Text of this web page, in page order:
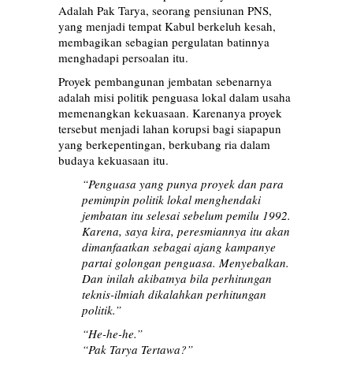
Adalah Pak Tarya, seorang pensiunan PNS,
yang menjadi tempat Kabul berkeluh kesah,
membagikan sebagian pergulatan batinnya
menghadapi persoalan itu.
Proyek pembangunan jembatan sebenarnya
adalah misi politik penguasa lokal dalam usaha
memenangkan kekuasaan. Karenanya proyek
tersebut menjadi lahan korupsi bagi siapapun
yang berkepentingan, berkubang ria dalam
budaya kekuasaan itu.
“Penguasa yang punya proyek dan para
pemimpin politik lokal menghendaki
jembatan itu selesai sebelum pemilu 1992.
Karena, saya kira, peresmiannya itu akan
dimanfaatkan sebagai ajang kampanye
partai golongan penguasa. Menyebalkan.
Dan inilah akibatnya bila perhitungan
teknis-ilmiah dikalahkan perhitungan
politik.”
“He-he-he.”
“Pak Tarya Tertawa?”